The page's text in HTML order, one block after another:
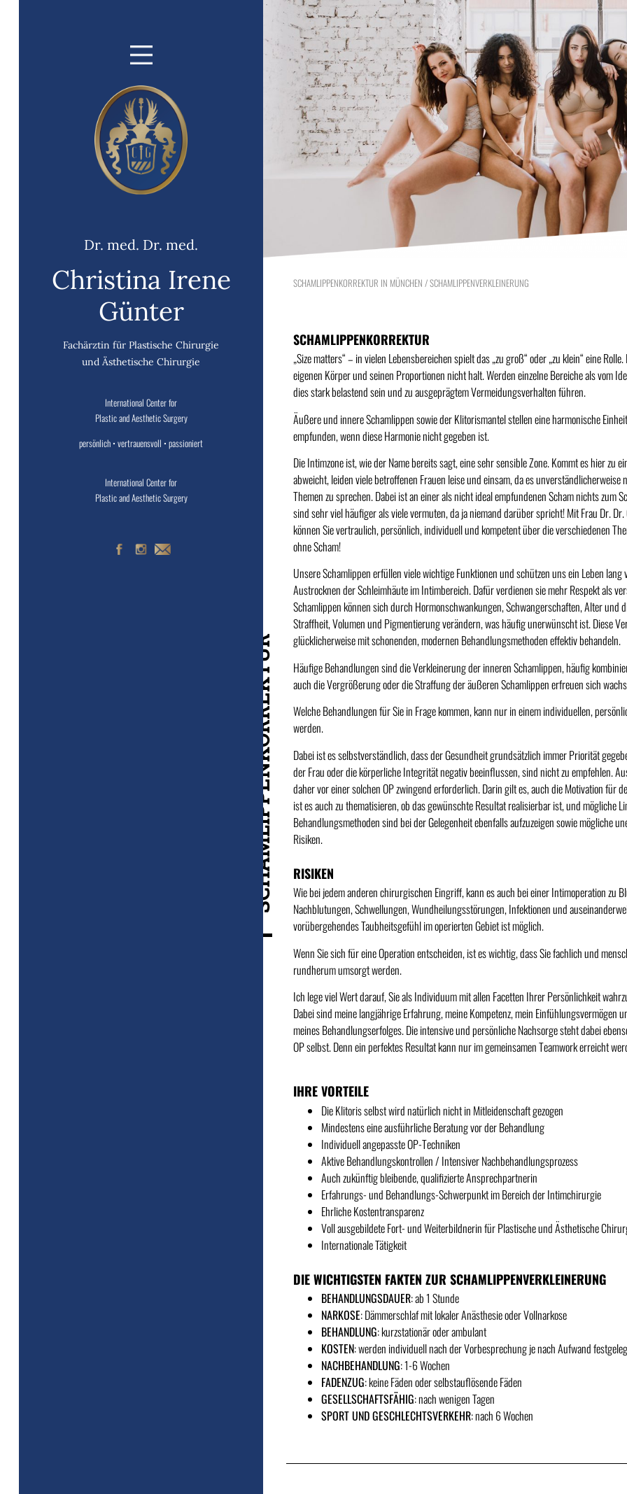
Dr. med. Dr. med.
Christina Irene
Günter
Fachärztin für Plastische Chirurgie
und Ästhetische Chirurgie
International Center for
Plastic and Aesthetic Surgery
persönlich • vertrauensvoll • passioniert
International Center for
Plastic and Aesthetic Surgery
SCHAMLIPPENKORREKTUR
SCHAMLIPPENKORREKTUR IN MÜNCHEN / SCHAMLIPPENVERKLEINERUNG
SCHAMLIPPENKORREKTUR
„Size matters“ – in vielen Lebensbereichen spielt das „zu groß“ oder „zu klein“ eine
eigenen Körper und seinen Proportionen nicht halt. Werden einzelne Bereiche als vom
dies stark belastend sein und zu ausgeprägtem Vermeidungsverhalten führen.
Äußere und innere Schamlippen sowie der Klitorismantel stellen eine harmonische
empfunden, wenn diese Harmonie nicht gegeben ist.
Die Intimzone ist, wie der Name bereits sagt, eine sehr sensible Zone. Kommt es hier zu
abweicht, leiden viele betroffenen Frauen leise und einsam, da es unverständlicherweise
Themen zu sprechen. Dabei ist an einer als nicht ideal empfundenen Scham nichts zum
sind sehr viel häufiger als viele vermuten, da ja niemand darüber spricht! Mit Frau Dr.
können Sie vertraulich, persönlich, individuell und kompetent über die verschiedenen
ohne Scham!
Unsere Schamlippen erfüllen viele wichtige Funktionen und schützen uns ein Leben
Austrocknen der Schleimhäute im Intimbereich. Dafür verdienen sie mehr Respekt als
Schamlippen können sich durch Hormonschwankungen, Schwangerschaften, Alter und
Straffheit, Volumen und Pigmentierung verändern, was häufig unerwünscht ist. Diese
glücklicherweise mit schonenden, modernen Behandlungsmethoden effektiv behandeln.
Häufige Behandlungen sind die Verkleinerung der inneren Schamlippen, häufig
auch die Vergrößerung oder die Straffung der äußeren Schamlippen erfreuen sich
Welche Behandlungen für Sie in Frage kommen, kann nur in einem individuellen,
werden.
Dabei ist es selbstverständlich, dass der Gesundheit grundsätzlich immer Priorität
der Frau oder die körperliche Integrität negativ beeinflussen, sind nicht zu empfehlen.
daher vor einer solchen OP zwingend erforderlich. Darin gilt es, auch die Motivation für
ist es auch zu thematisieren, ob das gewünschte Resultat realisierbar ist, und mögliche
Behandlungsmethoden sind bei der Gelegenheit ebenfalls aufzuzeigen sowie mögliche
Risiken.
RISIKEN
Wie bei jedem anderen chirurgischen Eingriff, kann es auch bei einer Intimoperation zu
Nachblutungen, Schwellungen, Wundheilungsstörungen, Infektionen und
vorübergehendes Taubheitsgefühl im operierten Gebiet ist möglich.
Wenn Sie sich für eine Operation entscheiden, ist es wichtig, dass Sie fachlich und
rundherum umsorgt werden.
Ich lege viel Wert darauf, Sie als Individuum mit allen Facetten Ihrer Persönlichkeit
Dabei sind meine langjährige Erfahrung, meine Kompetenz, mein Einfühlungsvermögen
meines Behandlungserfolges. Die intensive und persönliche Nachsorge steht dabei
OP selbst. Denn ein perfektes Resultat kann nur im gemeinsamen Teamwork erreicht
IHRE VORTEILE
Die Klitoris selbst wird natürlich nicht in Mitleidenschaft gezogen
Mindestens eine ausführliche Beratung vor der Behandlung
Individuell angepasste OP-Techniken
Aktive Behandlungskontrollen / Intensiver Nachbehandlungsprozess
Auch zukünftig bleibende, qualifizierte Ansprechpartnerin
Erfahrungs- und Behandlungs-Schwerpunkt im Bereich der Intimchirurgie
Ehrliche Kostentransparenz
Voll ausgebildete Fort- und Weiterbildnerin für Plastische und Ästhetische
Internationale Tätigkeit
DIE WICHTIGSTEN FAKTEN ZUR SCHAMLIPPENVERKLEINERUNG
BEHANDLUNGSDAUER: ab 1 Stunde
NARKOSE: Dämmerschlaf mit lokaler Anästhesie oder Vollnarkose
BEHANDLUNG: kurzstationär oder ambulant
KOSTEN: werden individuell nach der Vorbesprechung je nach Aufwand
NACHBEHANDLUNG: 1-6 Wochen
FADENZUG: keine Fäden oder selbstauflösende Fäden
GESELLSCHAFTSFÄHIG: nach wenigen Tagen
SPORT UND GESCHLECHTSVERKEHR: nach 6 Wochen